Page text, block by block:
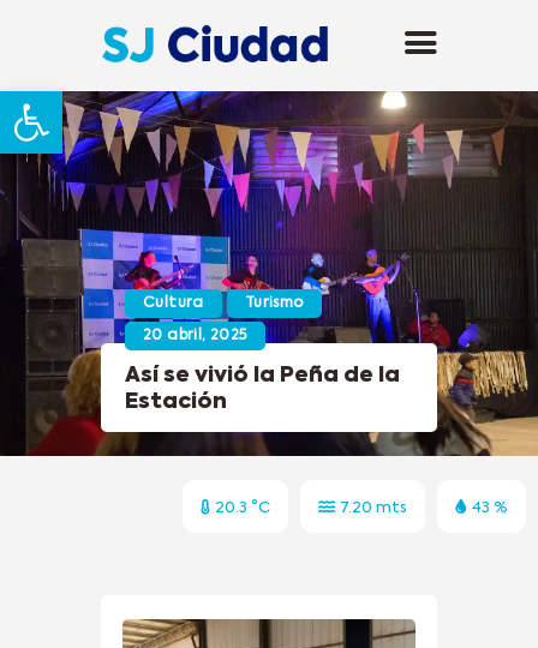
Abrir barra de herramientas
Cultura Turismo
20 abril, 2025
Así se vivió la Peña de la
Estación
20.3 °C 7.20 mts 43 %